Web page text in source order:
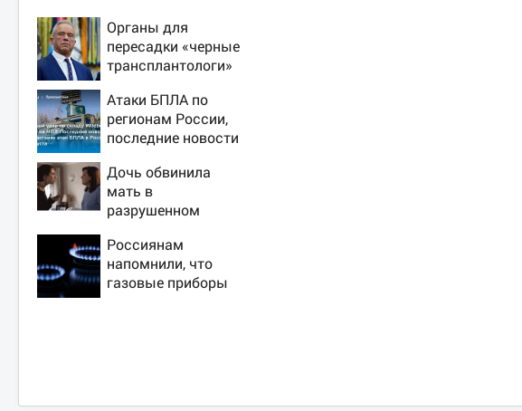
Органы для
пересадки «черные
трансплантологи»
живых пациентов
Атаки БПЛА по
регионам России,
последние новости
последствия, атаки
на склады
Wildberries,
пострадавших
Дочь обвинила
мать в
разрушенном
всей правды о
своём отце -
история одной
Россиянам
напомнили, что
газовые приборы